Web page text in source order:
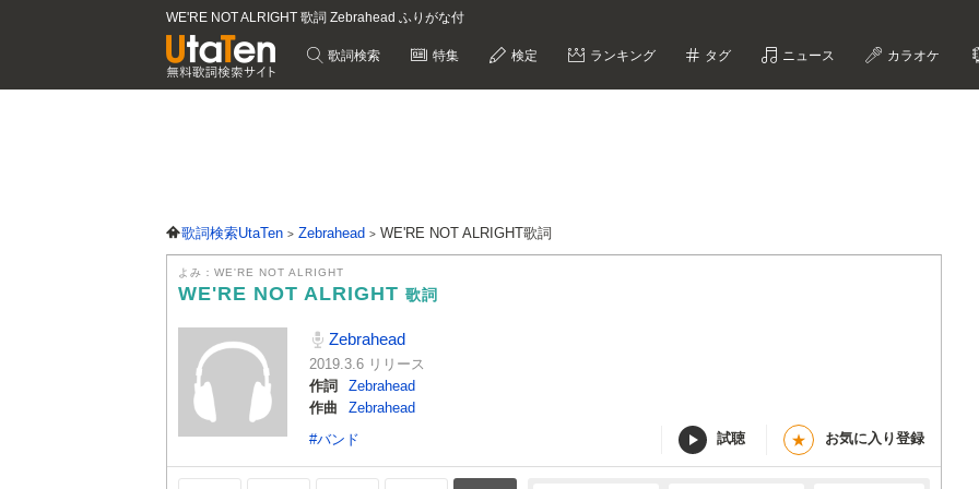
WE'RE NOT ALRIGHT 歌詞 Zebrahead ふりがな付
歌詞検索 特集 検定 ランキング タグ ニュース カラオケ
歌詞検索UtaTen Zebrahead WE'RE NOT ALRIGHT歌詞
よみ：WE'RE NOT ALRIGHT
WE'RE NOT ALRIGHT 歌詞
Zebrahead
2019.3.6 リリース
作詞
Zebrahead
作曲
Zebrahead
#バンド
試聴 ★ お気に入り登録